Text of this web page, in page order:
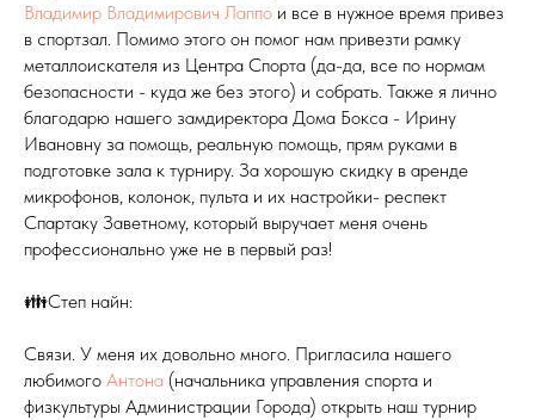
Владимир Владимирович Лаппо и все в нужное время привез
в спортзал. Помимо этого он помог нам привезти рамку
металлоискателя из Центра Спорта (да-да, все по нормам
безопасности - куда же без этого) и собрать. Также я лично
благодарю нашего замдиректора Дома Бокса - Ирину
Ивановну за помощь, реальную помощь, прям руками в
подготовке зала к турниру. За хорошую скидку в аренде
микрофонов, колонок, пульта и их настройки- респект
Спартаку Заветному, который выручает меня очень
профессионально уже не в первый раз!
👪Степ найн:
Связи. У меня их довольно много. Пригласила нашего
любимого Антона (начальника управления спорта и
физкультуры Администрации Города) открыть наш турнир